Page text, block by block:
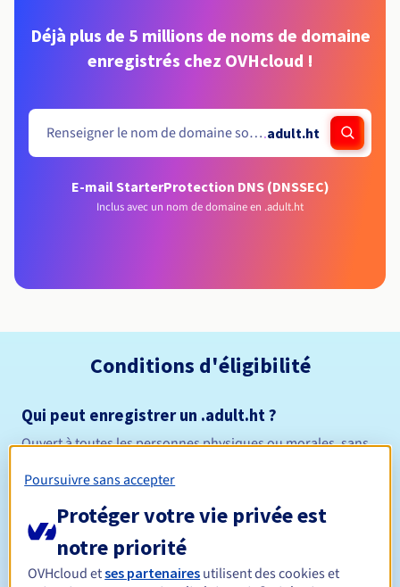
Déjà plus de 5 millions de noms de domaine
enregistrés chez OVHcloud !
.adult.ht
E-mail StarterProtection DNS (DNSSEC)
Inclus avec un nom de domaine en .adult.ht
Conditions d'éligibilité
Qui peut enregistrer un .adult.ht ?
Ouvert à toutes les personnes physiques ou morales, sans
Durée de réservation
Poursuivre sans accepter
Protéger votre vie privée est
notre priorité
OVHcloud etses partenaires utilisent des cookies et